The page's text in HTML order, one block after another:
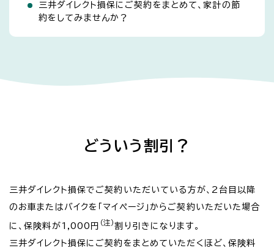
三井ダイレクト損保にご契約をまとめて、家計の節
約をしてみませんか？
どういう割引？
三井ダイレクト損保でご契約いただいている方が、2台目以降
のお車またはバイクを「マイページ」からご契約いただいた場合
に、保険料が1,000円 （注）割り引きになります。
三井ダイレクト損保にご契約をまとめていただくほど、保険料